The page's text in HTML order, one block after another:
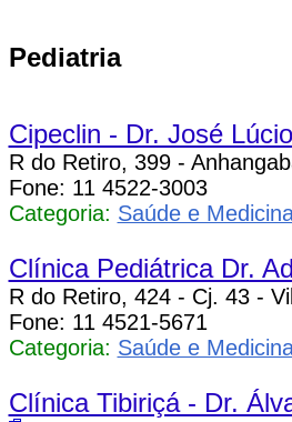
Pediatria
Cipeclin - Dr. José
R do Retiro, 399 -
Fone: 11 4522-3003
Categoria: Saúde e
Clínica Pediátrica Dr.
R do Retiro, 424 - Cj. 43 -
Fone: 11 4521-5671
Categoria: Saúde e
Clínica Tibiriçá - Dr.